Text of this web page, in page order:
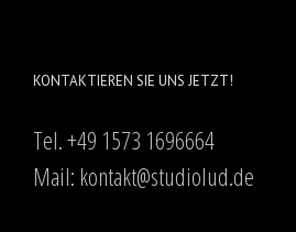
KONTAKTIEREN SIE UNS JETZT!
Tel. +49 1573 1696664
Mail: kontakt@studiolud.de